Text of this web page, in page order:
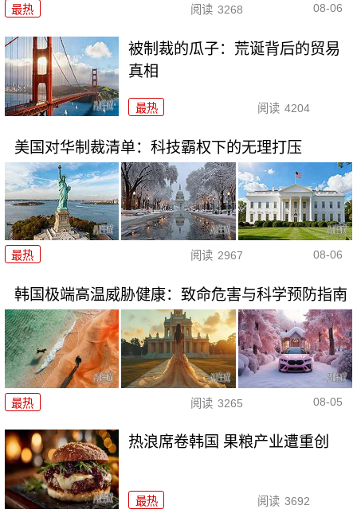
最热 阅读 3268 08-06
被制裁的瓜子：荒诞背后的贸易
真相
最热 阅读 4204
美国对华制裁清单：科技霸权下的无理打压
最热 阅读 2967 08-06
韩国极端高温威胁健康：致命危害与科学预防指南
最热 阅读 3265 08-05
热浪席卷韩国 果粮产业遭重创
最热 阅读 3692